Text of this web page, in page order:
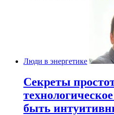
Люди в энергетике
Секреты
быть